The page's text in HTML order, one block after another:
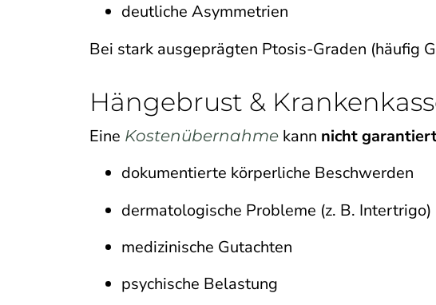
deutliche Asymmetrien
Bei stark ausgeprägten Ptosis-Graden (häufig
Hängebrust &
Eine Kostenübernahme kann nicht
dokumentierte körperliche Beschwerden
dermatologische Probleme (z. B. Intertrigo)
medizinische Gutachten
psychische Belastung